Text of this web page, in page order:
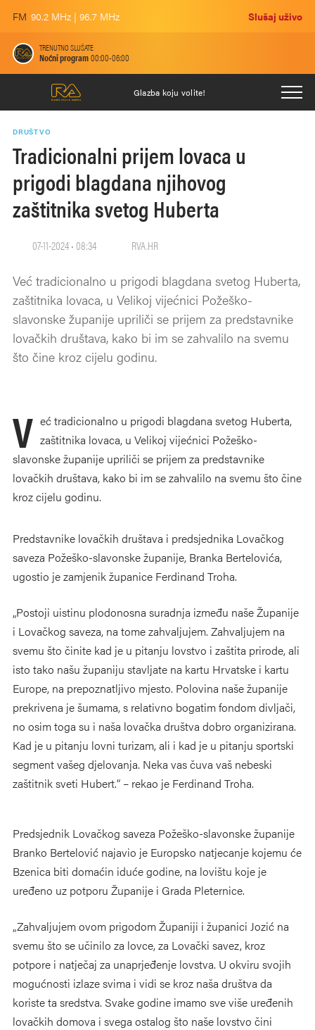
FM 90.2 MHz | 96.7 MHz Slušaj uživo
TRENUTNO SLUŠATE
Noćni program00:00-06:00
Glazba koju volite!
DRUŠTVO
Tradicionalni prijem lovaca u
prigodi blagdana njihovog
zaštitnika svetog Huberta
07-11-2024 • 08:34 RVA.HR
Već tradicionalno u prigodi blagdana svetog Huberta,
zaštitnika lovaca, u Velikoj vijećnici Požeško-
slavonske županije upriliči se prijem za predstavnike
lovačkih društava, kako bi im se zahvalilo na svemu
što čine kroz cijelu godinu.
V eć tradicionalno u prigodi blagdana svetog Huberta,
zaštitnika lovaca, u Velikoj vijećnici Požeško-
slavonske županije upriliči se prijem za predstavnike
lovačkih društava, kako bi im se zahvalilo na svemu što čine
kroz cijelu godinu.
Predstavnike lovačkih društava i predsjednika Lovačkog
saveza Požeško-slavonske županije, Branka Bertelovića,
ugostio je zamjenik županice Ferdinand Troha.
„Postoji uistinu plodonosna suradnja između naše Županije
i Lovačkog saveza, na tome zahvaljujem. Zahvaljujem na
svemu što činite kad je u pitanju lovstvo i zaštita prirode, ali
isto tako našu županiju stavljate na kartu Hrvatske i kartu
Europe, na prepoznatljivo mjesto. Polovina naše županije
prekrivena je šumama, s relativno bogatim fondom divljači,
no osim toga su i naša lovačka društva dobro organizirana.
Kad je u pitanju lovni turizam, ali i kad je u pitanju sportski
segment vašeg djelovanja. Neka vas čuva vaš nebeski
zaštitnik sveti Hubert.“ – rekao je Ferdinand Troha.
Predsjednik Lovačkog saveza Požeško-slavonske županije
Branko Bertelović najavio je Europsko natjecanje kojemu će
Bzenica biti domaćin iduće godine, na lovištu koje je
uređeno uz potporu Županije i Grada Pleternice.
„Zahvaljujem ovom prigodom Županiji i županici Jozić na
svemu što se učinilo za lovce, za Lovački savez, kroz
potpore i natječaj za unaprjeđenje lovstva. U okviru svojih
mogućnosti izlaze svima i vidi se kroz naša društva da
koriste ta sredstva. Svake godine imamo sve više uređenih
lovačkih domova i svega ostalog što naše lovstvo čini